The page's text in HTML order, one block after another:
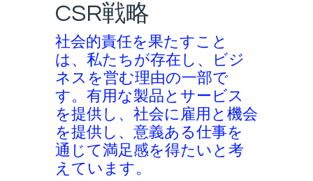
CSR戦略
社会的責任を果たすこと
は、私たちが存在し、ビジ
ネスを営む理由の一部で
す。有用な製品とサービス
を提供し、社会に雇用と機会
を提供し、意義ある仕事を
通じて満足感を得たいと考
えています。